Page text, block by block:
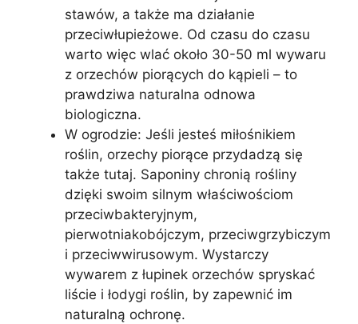
stawów, a także ma działanie
przeciwłupieżowe. Od czasu do czasu
warto więc wlać około 30-50 ml wywaru
z orzechów piorących do kąpieli – to
prawdziwa naturalna odnowa
biologiczna.
W ogrodzie: Jeśli jesteś miłośnikiem
roślin, orzechy piorące przydadzą się
także tutaj. Saponiny chronią rośliny
dzięki swoim silnym właściwościom
przeciwbakteryjnym,
pierwotniakobójczym, przeciwgrzybiczym
i przeciwwirusowym. Wystarczy
wywarem z łupinek orzechów spryskać
liście i łodygi roślin, by zapewnić im
naturalną ochronę.